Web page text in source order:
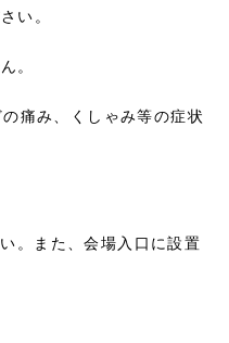
い。
。
痛み、くしゃみ等の症状
。また、会場入口に設置